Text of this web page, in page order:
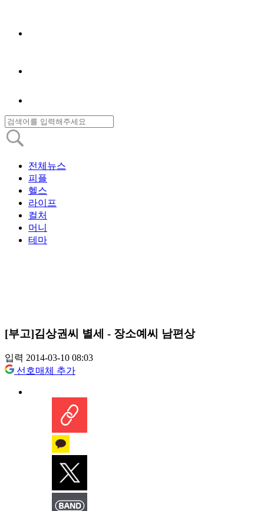
전체뉴스
피플
헬스
라이프
컬처
머니
테마
[부고]김상권씨 별세 - 장소예씨 남편상
입력 2014-03-10 08:03
선호매체 추가